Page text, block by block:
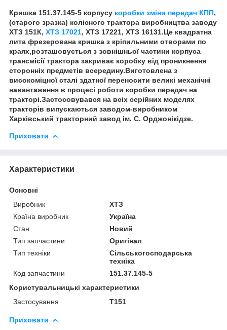
Кришка 151.37.145-5 корпусу коробки зміни передач КПП,
(старого зразка) колісного трактора виробництва заводу
ХТЗ 151К, ХТЗ 17021, ХТЗ 17221, ХТЗ 16131.Це квадратна
лита фрезерована кришка з кріпильними отворами по
краях,розташовується з зовнішньої частини корпуса
трансмісії трактора закриває коробку від проникнення
сторонніх предметів всередину.Виготовлена з
високоміцної сталі здатної переносити великі механічні
навантаження в процесі роботи коробки передач на
тракторі.Застосовувався на всіх серійних моделях
тракторів випускаються заводом-виробником
Харківський тракторний завод ім. С. Орджонікідзе.
Приховати
Характеристики
Основні
Виробник
ХТЗ
Країна виробник
Україна
Стан
Новий
Тип запчастини
Оригінал
Тип техніки
Сільськогосподарська
техніка
Код запчастини
151.37.145-5
Користувальницькі характеристики
Застосування
Т151
Приховати